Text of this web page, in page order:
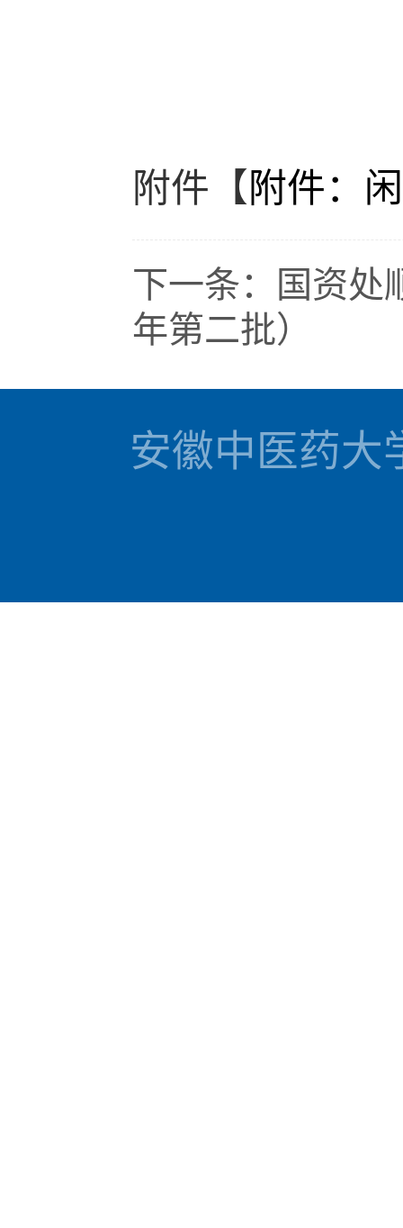
附件【 附件：
下一条：
国资处
年第二批）
安徽中医药